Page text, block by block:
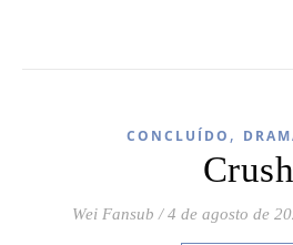
CONCLUÍDO ,
Crush
Wei Fansub / 4 de agosto de